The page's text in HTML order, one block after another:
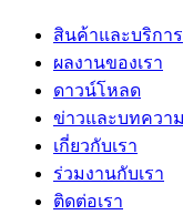
สินค้าและบริการ
ผลงานของเรา
ดาวน์โหลด
ข่าวและบทความ
เกี่ยวกับเรา
ร่วมงานกับเรา
ติดต่อเรา